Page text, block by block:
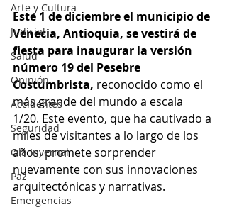
Arte y Cultura
Judicial
Salud
Opinión
Accidentes
Seguridad
Ola Invernal
Paz
Emergencias
Este 1 de diciembre el municipio de
Venecia, Antioquia, se vestirá de
fiesta para inaugurar la versión
número 19 del Pesebre
Costumbrista, reconocido como el
más grande del mundo a escala
1/20. Este evento, que ha cautivado a
miles de visitantes a lo largo de los
años, promete sorprender
nuevamente con sus innovaciones
arquitectónicas y narrativas.